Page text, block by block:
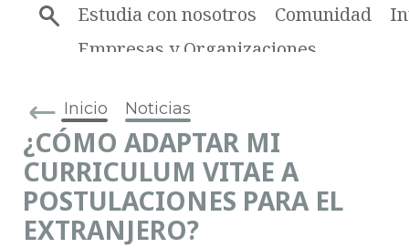
Estudia con nosotros Comunidad
Empresas y Organizaciones
Inicio Noticias
¿CÓMO ADAPTAR MI
CURRICULUM VITAE A
POSTULACIONES PARA EL
EXTRANJERO?